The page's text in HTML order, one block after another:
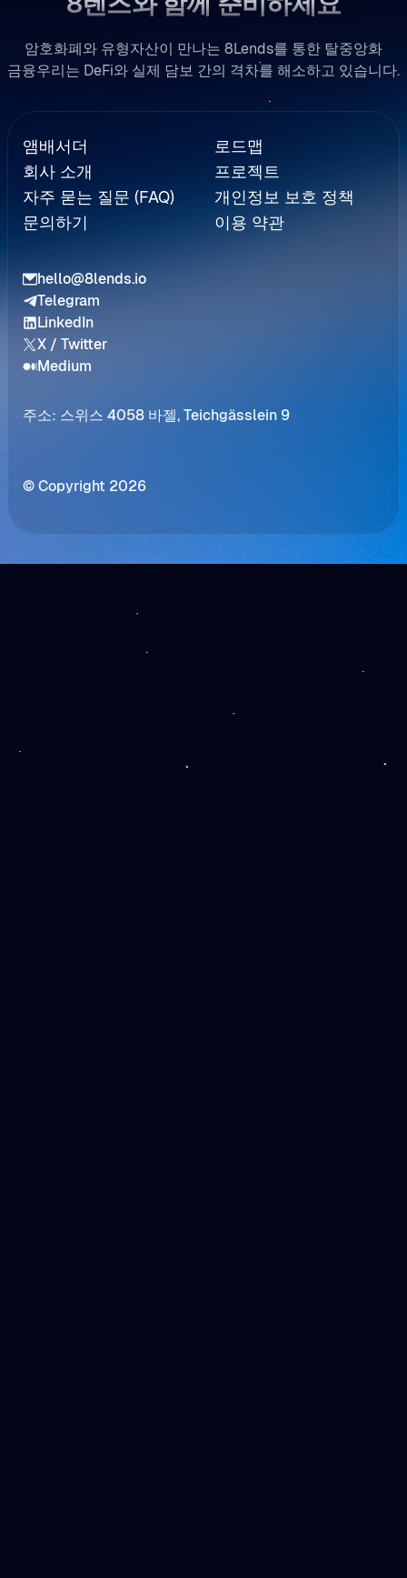
암호화폐와 유형자산이 만나는 8Lends를 통한 탈중앙화
금융우리는 DeFi와 실제 담보 간의 격차를 해소하고 있습니다.
앰배서더
회사 소개
자주 묻는 질문 (FAQ)
문의하기
로드맵
프로젝트
개인정보 보호 정책
이용 약관
hello@8lends.io
Telegram
LinkedIn
X / Twitter
Medium
주소: 스위스 4058 바젤, Teichgässlein 9
© Copyright 2026